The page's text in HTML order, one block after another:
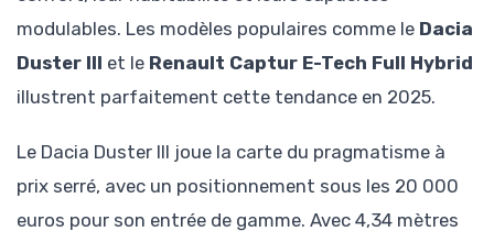
modulables. Les modèles populaires comme le Dacia
Duster III et le Renault Captur E-Tech Full Hybrid
illustrent parfaitement cette tendance en 2025.
Le Dacia Duster III joue la carte du pragmatisme à
prix serré, avec un positionnement sous les 20 000
euros pour son entrée de gamme. Avec 4,34 mètres